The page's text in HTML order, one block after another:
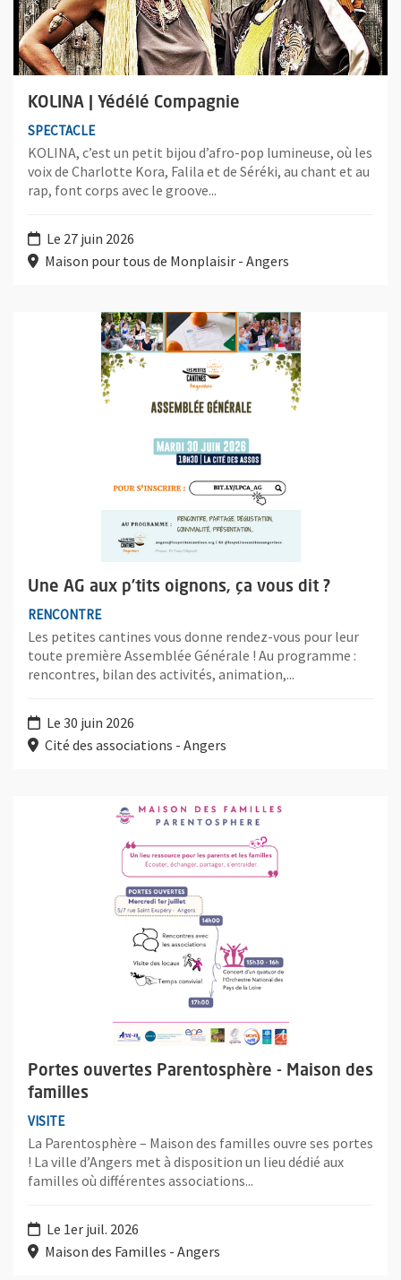
KOLINA | Yédélé Compagnie
SPECTACLE
KOLINA, c’est un petit bijou d’afro-pop lumineuse, où les
voix de Charlotte Kora, Falila et de Séréki, au chant et au
rap, font corps avec le groove...
Le 27 juin 2026
Maison pour tous de Monplaisir - Angers
Une AG aux p’tits oignons, ça vous dit ?
RENCONTRE
Les petites cantines vous donne rendez-vous pour leur
toute première Assemblée Générale ! Au programme :
rencontres, bilan des activités, animation,...
Le 30 juin 2026
Cité des associations - Angers
Plus d'information sur l'évènement : Une AG aux p’tits
Portes ouvertes Parentosphère - Maison des
familles
VISITE
La Parentosphère – Maison des familles ouvre ses portes
! La ville d’Angers met à disposition un lieu dédié aux
familles où différentes associations...
Le 1er juil. 2026
Maison des Familles - Angers
Plus d'information sur l'évènement : Portes ouvertes